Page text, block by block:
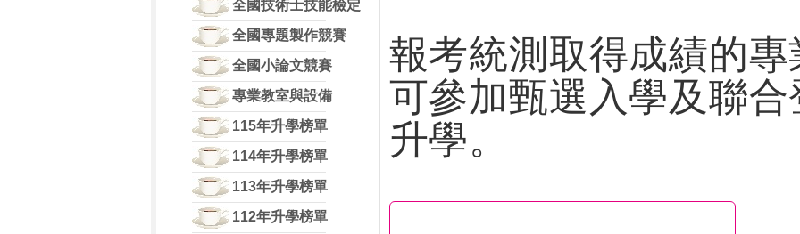
全國技術士技能檢定
全國專題製作競賽
全國小論文競賽
專業教室與設備
115年升學榜單
114年升學榜單
113年升學榜單
112年升學榜單
報考統測取得成績的
可參加甄選入學及聯
升學。